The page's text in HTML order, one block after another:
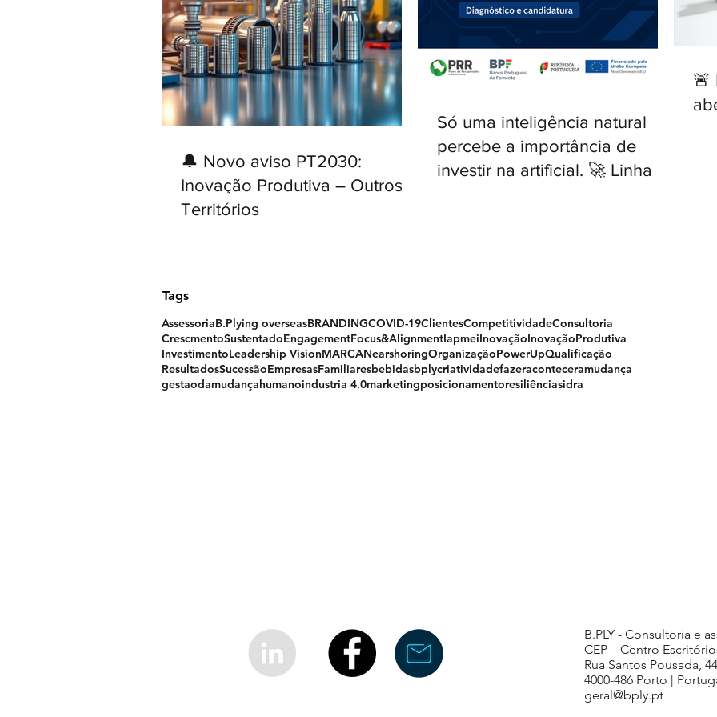
🔔 Novo aviso PT2030:
Inovação Produtiva – Outros
Territórios
Só uma inteligência natural
percebe a importância de
investir na artificial. 🚀 Linha IA
🚨
Tags
AssessoriaB.Plying overseasBRANDINGCOVID-19ClientesCompetitividadeConsultoria
CrescmentoSustentadoEngagementFocus&AlignmentIapmeiInovaçãoInovaçãoProdutiva
InvestimentoLeadership VisionMARCANearshoringOrganizaçãoPowerUpQualificação
ResultadosSucessãoEmpresasFamiliaresbebidasbplycriatividadefazeraconteceramudança
gestaodamudançahumanoindustria 4.0marketingposicionamentoresiliênciasidra
B.PLY - Consultoria e
CEP – Centro
Rua Santos Pousada,
4000-486 Porto |
geral@bply.pt